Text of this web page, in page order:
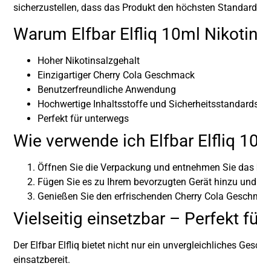
sicherzustellen, dass das Produkt den höchsten
Warum Elfbar Elfliq 10ml
Hoher Nikotinsalzgehalt
Einzigartiger Cherry Cola Geschmack
Benutzerfreundliche Anwendung
Hochwertige Inhaltsstoffe und
Perfekt für unterwegs
Wie verwende ich Elfbar Elfliq
Öffnen Sie die Verpackung und entnehmen Sie das
Fügen Sie es zu Ihrem bevorzugten Gerät hinzu
Genießen Sie den erfrischenden Cherry Cola
Vielseitig einsetzbar – Perfekt
Der Elfbar Elfliq bietet nicht nur ein unvergleichliches
einsatzbereit.